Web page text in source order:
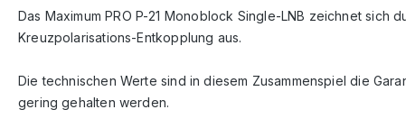
Das Maximum PRO P-21 Monoblock Single-LNB zeichnet sich
Kreuzpolarisations-Entkopplung aus.
Die technischen Werte sind in diesem Zusammenspiel die
gering gehalten werden.